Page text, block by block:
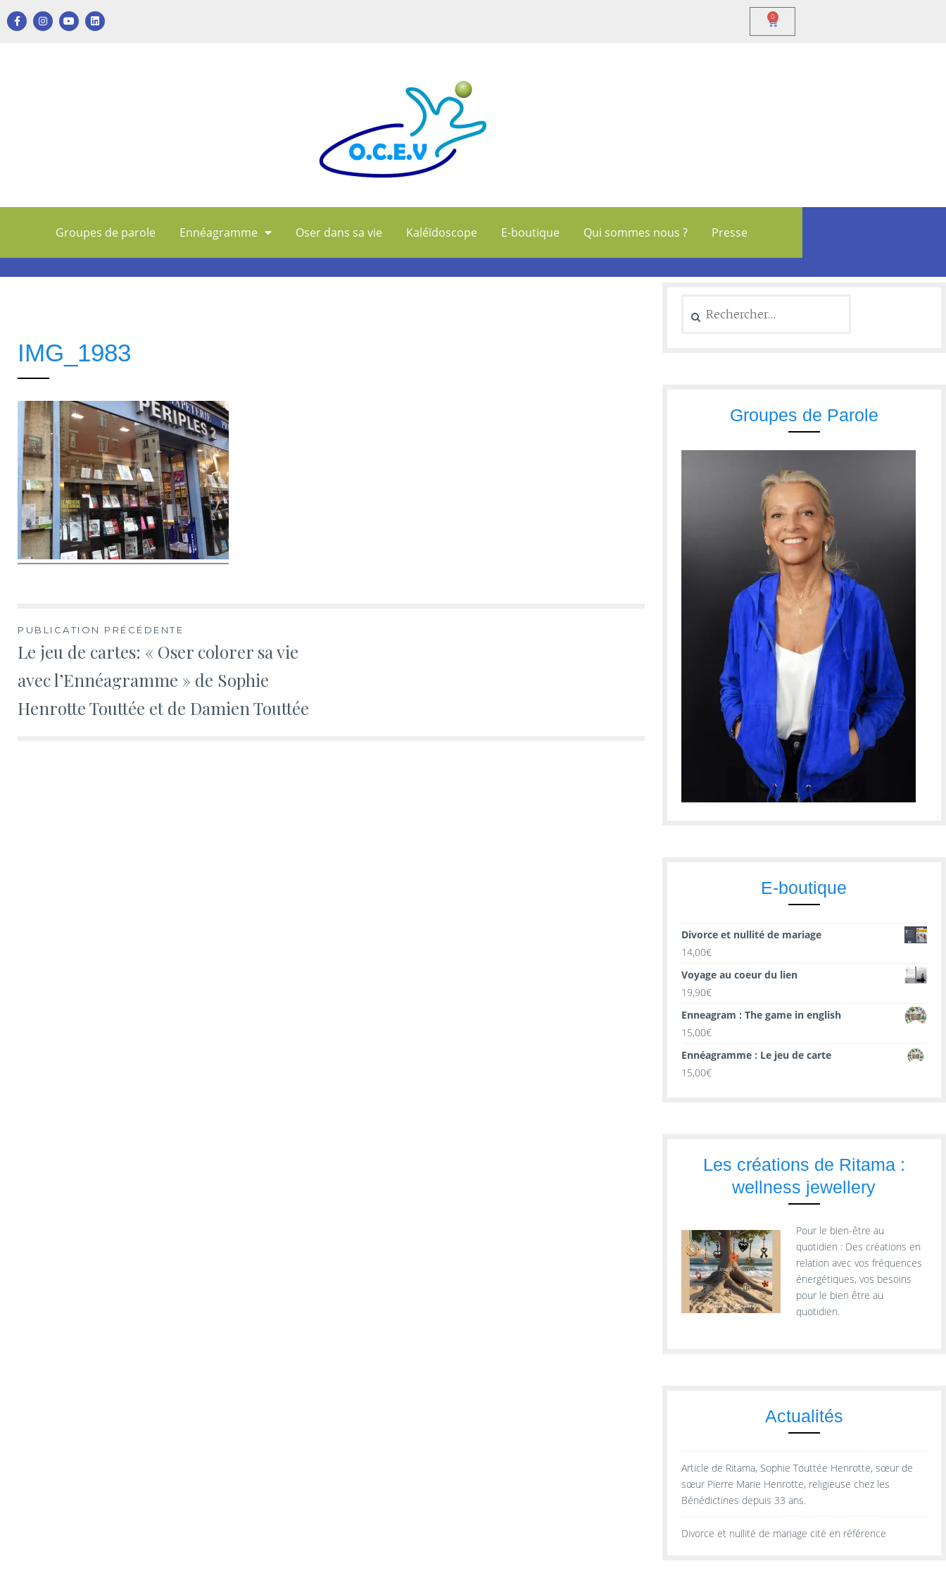
0
Groupes de parole Ennéagramme Oser dans sa vie Kaléïdoscope E-boutique Qui sommes nous ? Presse
IMG_1983
PUBLICATION PRÉCÉDENTE
Le jeu de cartes: « Oser colorer sa vie
avec l’Ennéagramme » de Sophie
Henrotte Touttée et de Damien Touttée
Groupes de Parole
E-boutique
Divorce et nullité de mariage
14,00€
Voyage au coeur du lien
19,90€
Enneagram : The game in english
15,00€
Ennéagramme : Le jeu de carte
15,00€
Les créations de Ritama :
wellness jewellery
Pour le bien-être au
quotidien : Des créations en
relation avec vos fréquences
énergétiques, vos besoins
pour le bien être au
quotidien.
Actualités
Article de Ritama, Sophie Touttée Henrotte, sœur de
sœur Pierre Marie Henrotte, religieuse chez les
Bénédictines depuis 33 ans.
Divorce et nullité de mariage cité en référence